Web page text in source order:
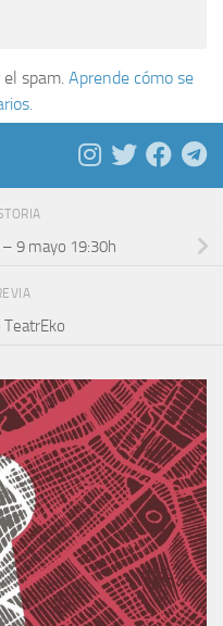
spam. Aprende cómo se
– 9 mayo 19:30h